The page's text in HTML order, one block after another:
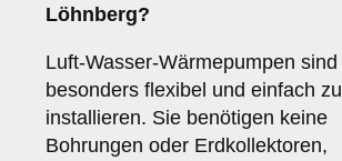
Löhnberg?
Luft-Wasser-Wärmepumpen sind
besonders flexibel und einfach zu
installieren. Sie benötigen keine
Bohrungen oder Erdkollektoren,